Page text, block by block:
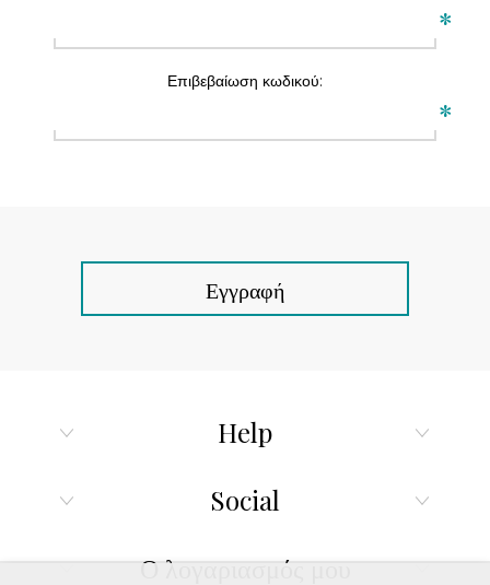
*
Επιβεβαίωση κωδικού:
*
Εγγραφή
Help
Social
Ο λογαριασμός μου